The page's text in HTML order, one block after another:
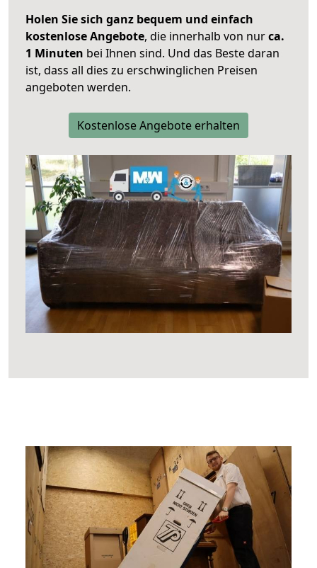
Holen Sie sich ganz bequem und einfach
kostenlose Angebote, die innerhalb von nurca.
1 Minuten bei Ihnen sind. Und das Beste daran
ist, dass all dies zu erschwinglichen Preisen
angeboten werden.
Kostenlose Angebote erhalten